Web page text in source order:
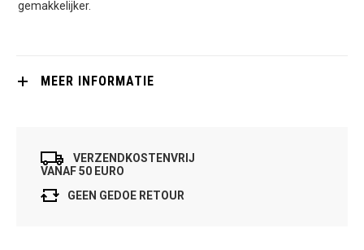
gemakkelijker.
MEER INFORMATIE
VERZENDKOSTENVRIJ
VANAF 50 EURO
GEEN GEDOE RETOUR